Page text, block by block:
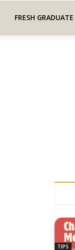
FRESH GRADUATE
TIPS